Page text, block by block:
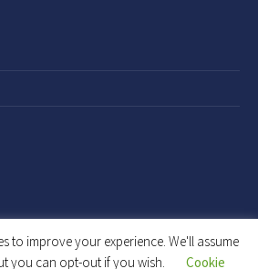
to improve your experience. We'll assume
you can opt-out if you wish.
Cookie